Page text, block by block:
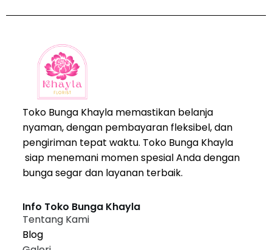
Toko Bunga Khayla memastikan belanja
nyaman, dengan pembayaran fleksibel, dan
pengiriman tepat waktu. Toko Bunga Khayla
siap menemani momen spesial Anda dengan
bunga segar dan layanan terbaik.
Info Toko Bunga Khayla
Tentang Kami
Blog